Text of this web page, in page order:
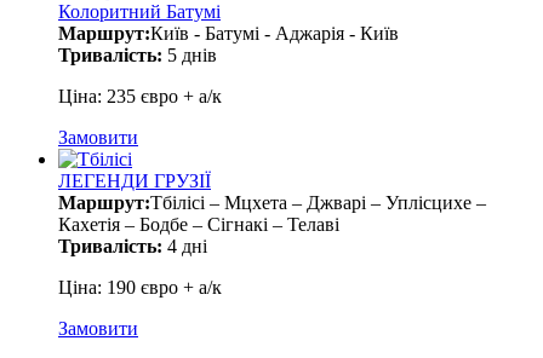
Колоритний Батумі
Маршрут:Київ - Батумі - Аджарія - Київ
Тривалість: 5 днів
Ціна: 235 євро + а/к
Замовити
ЛЕГЕНДИ ГРУЗІЇ
Маршрут:Тбілісі – Мцхета – Джварі – Уплісцихе –
Кахетія – Бодбе – Сігнакі – Телаві
Тривалість: 4 дні
Ціна: 190 євро + а/к
Замовити